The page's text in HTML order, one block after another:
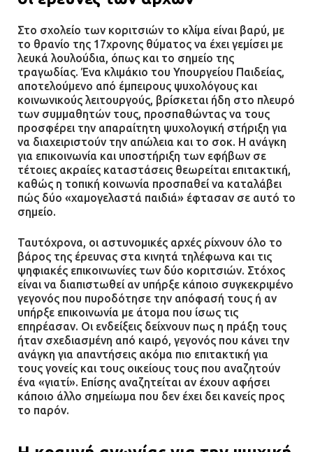
Στο σχολείο των κοριτσιών το κλίμα είναι βαρύ, με
το θρανίο της 17χρονης θύματος να έχει γεμίσει με
λευκά λουλούδια, όπως και το σημείο της
τραγωδίας. Ένα κλιμάκιο του Υπουργείου Παιδείας,
αποτελούμενο από έμπειρους ψυχολόγους και
κοινωνικούς λειτουργούς, βρίσκεται ήδη στο πλευρό
των συμμαθητών τους, προσπαθώντας να τους
προσφέρει την απαραίτητη ψυχολογική στήριξη για
να διαχειριστούν την απώλεια και το σοκ. Η ανάγκη
για επικοινωνία και υποστήριξη των εφήβων σε
τέτοιες ακραίες καταστάσεις θεωρείται επιτακτική,
καθώς η τοπική κοινωνία προσπαθεί να καταλάβει
πώς δύο «χαμογελαστά παιδιά» έφτασαν σε αυτό το
σημείο.
Ταυτόχρονα, οι αστυνομικές αρχές ρίχνουν όλο το
βάρος της έρευνας στα κινητά τηλέφωνα και τις
ψηφιακές επικοινωνίες των δύο κοριτσιών. Στόχος
είναι να διαπιστωθεί αν υπήρξε κάποιο συγκεκριμένο
γεγονός που πυροδότησε την απόφασή τους ή αν
υπήρξε επικοινωνία με άτομα που ίσως τις
επηρέασαν. Οι ενδείξεις δείχνουν πως η πράξη τους
ήταν σχεδιασμένη από καιρό, γεγονός που κάνει την
ανάγκη για απαντήσεις ακόμα πιο επιτακτική για
τους γονείς και τους οικείους τους που αναζητούν
ένα «γιατί». Επίσης αναζητείται αν έχουν αφήσει
κάποιο άλλο σημείωμα που δεν έχει δει κανείς προς
το παρόν.